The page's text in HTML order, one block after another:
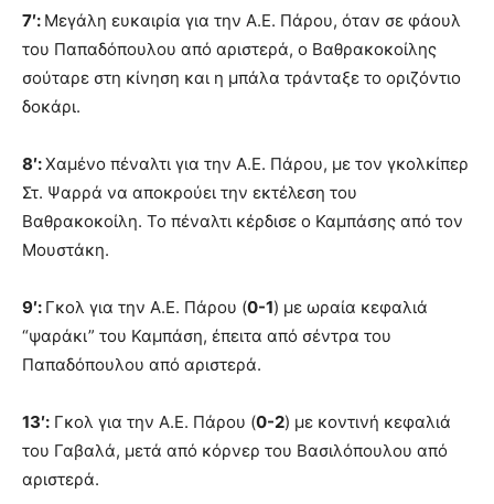
7′: Μεγάλη ευκαιρία για την Α.Ε. Πάρου, όταν σε φάουλ
του Παπαδόπουλου από αριστερά, ο Βαθρακοκοίλης
σούταρε στη κίνηση και η μπάλα τράνταξε το οριζόντιο
δοκάρι.
8′:Χαμένο πέναλτι για την Α.Ε. Πάρου, με τον γκολκίπερ
Στ. Ψαρρά να αποκρούει την εκτέλεση του
Βαθρακοκοίλη. Το πέναλτι κέρδισε ο Καμπάσης από τον
Μουστάκη.
9′: Γκολ για την Α.Ε. Πάρου (0-1) με ωραία κεφαλιά
“ψαράκι” του Καμπάση, έπειτα από σέντρα του
Παπαδόπουλου από αριστερά.
13′: Γκολ για την Α.Ε. Πάρου (0-2) με κοντινή κεφαλιά
του Γαβαλά, μετά από κόρνερ του Βασιλόπουλου από
αριστερά.